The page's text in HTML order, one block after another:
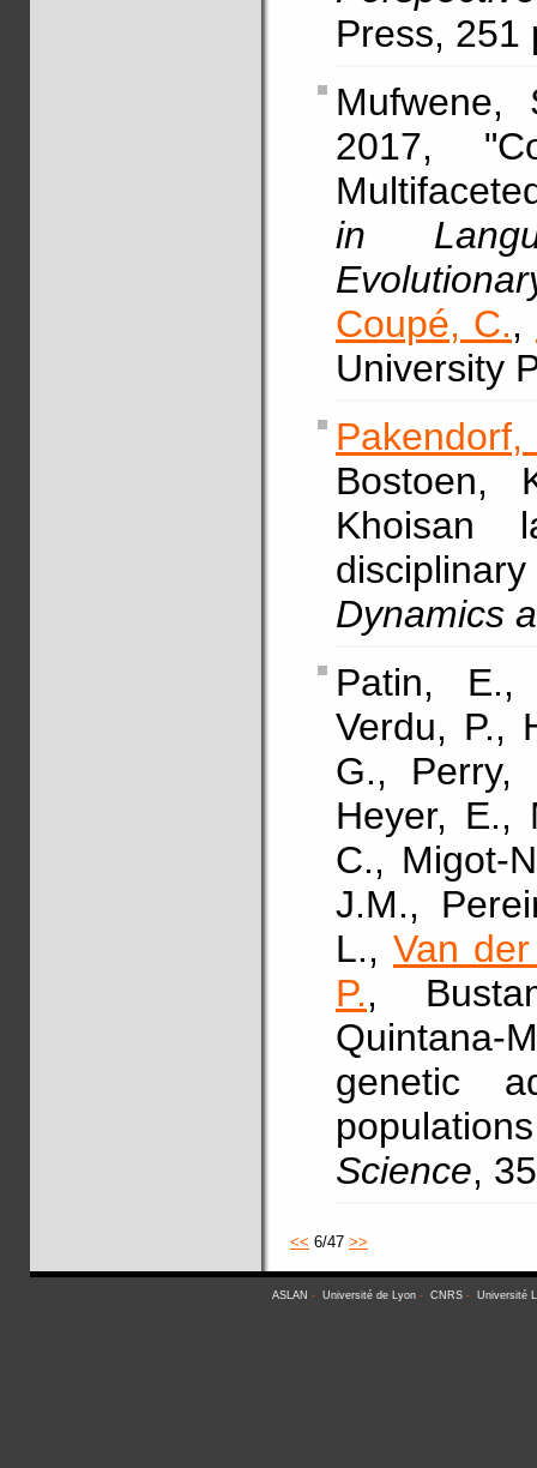
Press,
2017,
in
Coupé, C.,
University
Bostoen,
Khoisan
Dynamics
Patin,
Verdu, P.,
G., Perry,
Heyer, E.,
C., Migot-
J.M.,
L., Van
P.,
Quintana-
genetic
Science,
<< 6/47 >>
ASLAN - Université de Lyon- CNRS- Université